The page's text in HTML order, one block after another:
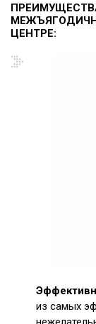
ЦЕНТРЕ:
из самых